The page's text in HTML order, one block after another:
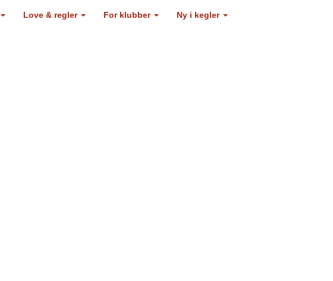
Love & regler For klubber Ny i kegler